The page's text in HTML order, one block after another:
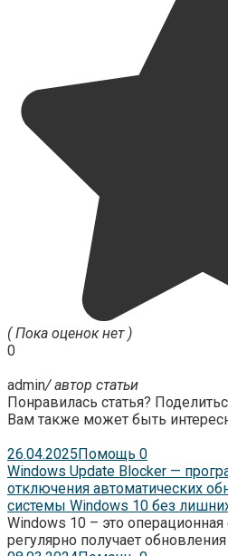
( Пока оценок нет )
0
admin/ автор статьи
Понравилась статья?
Вам также может быть
26.04.2025 Помощь 0
Windows Update Blocker —
отключения автоматических
системы Windows 10 без
Windows 10 – это операционная
регулярно получает